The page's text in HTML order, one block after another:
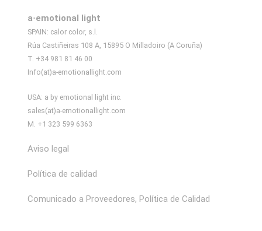
a·emotional light
SPAIN: calor color, s.l.
Rúa Castiñeiras 108 A, 15895 O Milladoiro (A Coruña)
T. +34 981 81 46 00
Info(at)a-emotionallight.com
USA: a by emotional light inc.
sales(at)a-emotionallight.com
M. +1 323 599 6363
Aviso legal
Política de calidad
Comunicado a Proveedores, Política de Calidad